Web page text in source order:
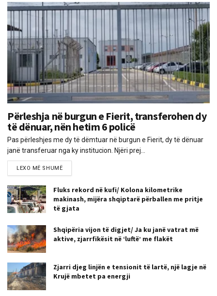
Përleshja në burgun e Fierit, transferohen dy
të dënuar, nën hetim 6 policë
Pas përleshjes me dy të dëmtuar në burgun e Fierit, dy të dënuar
janë transferuar nga ky institucion. Njëri prej...
LEXO MË SHUMË
Fluks rekord në kufi/ Kolona kilometrike
makinash, mijëra shqiptarë përballen me pritje
të gjata
Shqipëria vijon të digjet/ Ja ku janë vatrat më
aktive, zjarrfikësit në ‘luftë’ me flakët
Zjarri djeg linjën e tensionit të lartë, një lagje në
Krujë mbetet pa energji